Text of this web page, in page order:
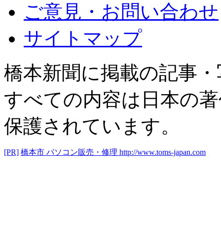
ご意見・お問い合わせ
サイトマップ
橋本新聞に掲載の記事
すべての内容は日本の
保護されています。
[PR] 橋本市 パソコン販売・修理 http://www.toms-japan.com